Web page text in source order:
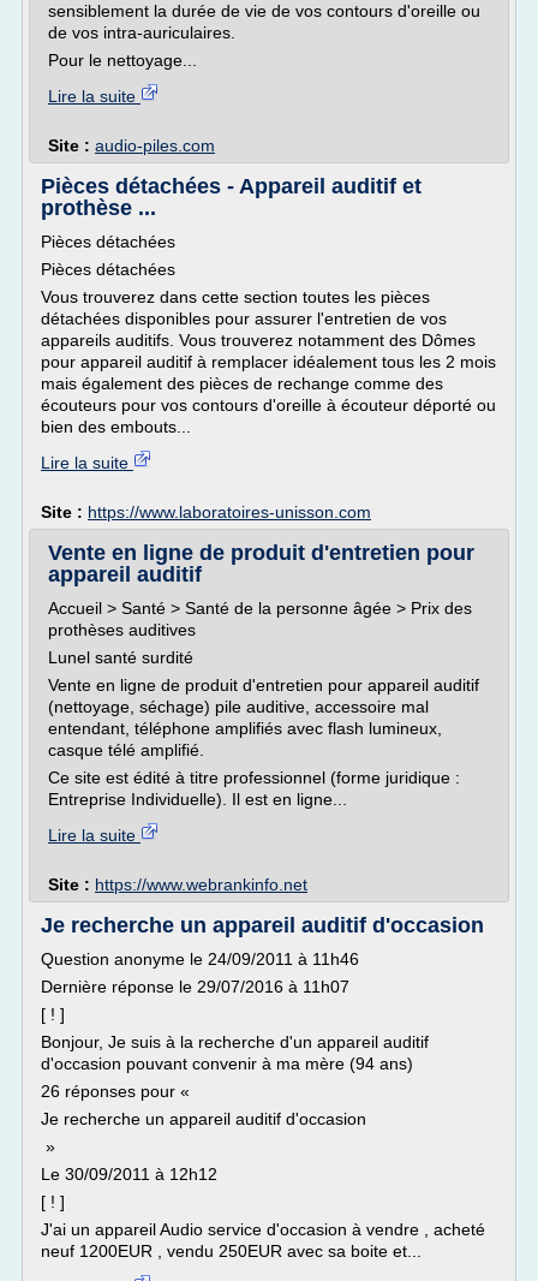
sensiblement la durée de vie de vos contours d'oreille ou
de vos intra-auriculaires.
Pour le nettoyage...
Lire la suite
Site : audio-piles.com
Pièces détachées - Appareil auditif et
prothèse ...
Pièces détachées
Pièces détachées
Vous trouverez dans cette section toutes les pièces
détachées disponibles pour assurer l'entretien de vos
appareils auditifs. Vous trouverez notamment des Dômes
pour appareil auditif à remplacer idéalement tous les 2 mois
mais également des pièces de rechange comme des
écouteurs pour vos contours d'oreille à écouteur déporté ou
bien des embouts...
Lire la suite
Site : https://www.laboratoires-unisson.com
Vente en ligne de produit d'entretien pour
appareil auditif
Accueil > Santé > Santé de la personne âgée > Prix des
prothèses auditives
Lunel santé surdité
Vente en ligne de produit d'entretien pour appareil auditif
(nettoyage, séchage) pile auditive, accessoire mal
entendant, téléphone amplifiés avec flash lumineux,
casque télé amplifié.
Ce site est édité à titre professionnel (forme juridique :
Entreprise Individuelle). Il est en ligne...
Lire la suite
Site : https://www.webrankinfo.net
Je recherche un appareil auditif d'occasion
Question anonyme le 24/09/2011 à 11h46
Dernière réponse le 29/07/2016 à 11h07
[ ! ]
Bonjour, Je suis à la recherche d'un appareil auditif
d'occasion pouvant convenir à ma mère (94 ans)
26 réponses pour «
Je recherche un appareil auditif d'occasion
»
Le 30/09/2011 à 12h12
[ ! ]
J'ai un appareil Audio service d'occasion à vendre , acheté
neuf 1200EUR , vendu 250EUR avec sa boite et...